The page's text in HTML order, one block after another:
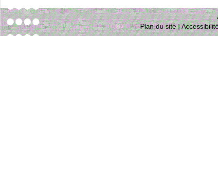
Plan du site|